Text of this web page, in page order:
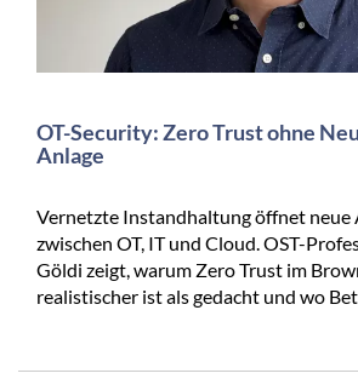
OT-Security: Zero Trust ohne
Anlage
Vernetzte Instandhaltung öffnet neue
zwischen OT, IT und Cloud. OST-
Göldi zeigt, warum Zero Trust im
realistischer ist als gedacht und wo